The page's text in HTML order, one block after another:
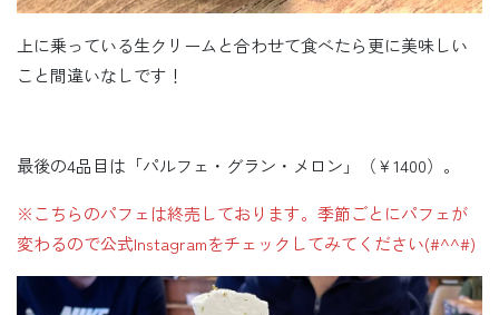
上に乗っている生クリームと合わせて食べたら更に美味しい
こと間違いなしです！
最後の4品目は「パルフェ・グラン・メロン」（￥1400）。
※こちらのパフェは終売しております。季節ごとにパフェが
変わるので公式Instagramをチェックしてみてください(#^^#)